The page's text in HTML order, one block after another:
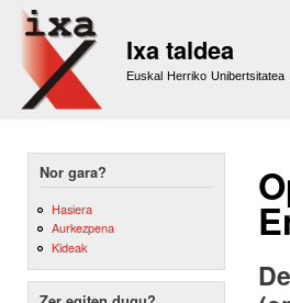
Ixa taldea
Euskal Herriko Unibertsitatea
Nor gara?
Hasiera
Aurkezpena
Kideak